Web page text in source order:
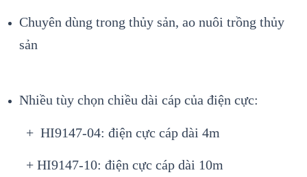
Chuyên dùng trong thủy sản, ao nuôi trồng thủy
sản
Nhiều tùy chọn chiều dài cáp của điện cực:
+ HI9147-04: điện cực cáp dài 4m
+ HI9147-10: điện cực cáp dài 10m